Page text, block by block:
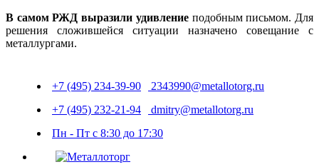
В самом РЖД выразили удивлениеподобным письмом. Для
решения сложившейся ситуации назначено совещание с
металлургами.
+7 (495) 234-39-90
2343990@metallotorg.ru
+7 (495) 232-21-94
dmitry@metallotorg.ru
Пн - Пт с 8:30 до 17:30